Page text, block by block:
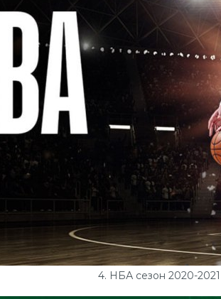
4. НБА сезон 2020-2021